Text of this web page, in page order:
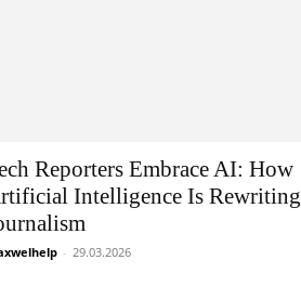
Reporters Embrace AI: How
Intelligence Is Rewriting
- 29.03.2026